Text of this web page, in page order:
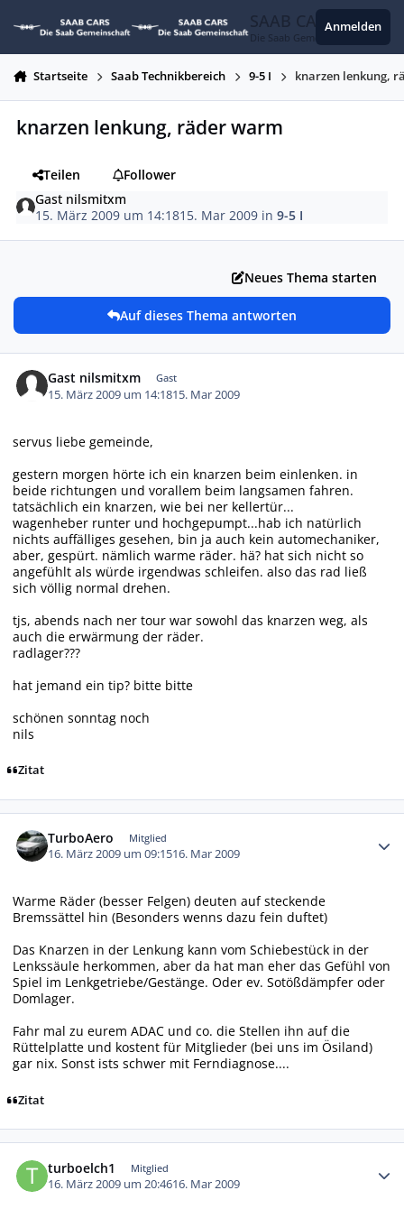
SAAB CARS
Die Saab Gemeinschaft
Anmelden
Startseite Saab Technikbereich 9-5 I knarzen lenkung,
knarzen lenkung, räder warm
Teilen
Follower
Gast nilsmitxm
15. März 2009 um 14:1815. Mar 2009 in9-5 I
Neues Thema starten
Auf dieses Thema antworten
Gast nilsmitxm Gast
15. März 2009 um 14:1815. Mar 2009
servus liebe gemeinde,
gestern morgen hörte ich ein knarzen beim einlenken. in
beide richtungen und vorallem beim langsamen fahren.
tatsächlich ein knarzen, wie bei ner kellertür...
wagenheber runter und hochgepumpt...hab ich natürlich
nichts auffälliges gesehen, bin ja auch kein automechaniker,
aber, gespürt. nämlich warme räder. hä? hat sich nicht so
angefühlt als würde irgendwas schleifen. also das rad ließ
sich völlig normal drehen.
tjs, abends nach ner tour war sowohl das knarzen weg, als
auch die erwärmung der räder.
radlager???
hat jemand ein tip? bitte bitte
schönen sonntag noch
nils
Zitat
TurboAero Mitglied
16. März 2009 um 09:1516. Mar 2009
Warme Räder (besser Felgen) deuten auf steckende
Bremssättel hin (Besonders wenns dazu fein duftet)
Das Knarzen in der Lenkung kann vom Schiebestück in der
Lenkssäule herkommen, aber da hat man eher das Gefühl von
Spiel im Lenkgetriebe/Gestänge. Oder ev. Sotößdämpfer oder
Domlager.
Fahr mal zu eurem ADAC und co. die Stellen ihn auf die
Rüttelplatte und kostent für Mitglieder (bei uns im Ösiland)
gar nix. Sonst ists schwer mit Ferndiagnose....
Zitat
turboelch1 Mitglied
16. März 2009 um 20:4616. Mar 2009